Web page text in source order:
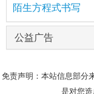
陌生方程式书写
公益广告
免责声明：本站信息部分
是对您造